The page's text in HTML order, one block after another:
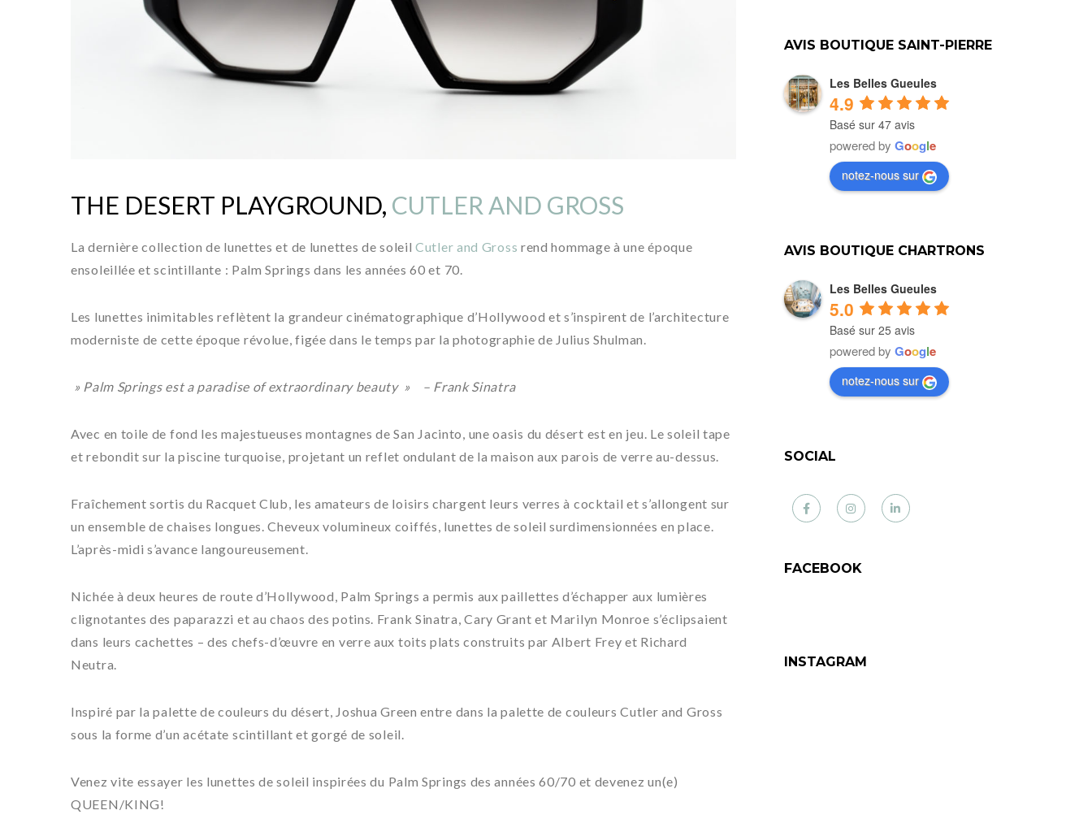
THE DESERT PLAYGROUND, CUTLER AND GROSS
La dernière collection de lunettes et de lunettes de soleilCutler and Gross rend hommage à une époque
ensoleillée et scintillante : Palm Springs dans les années 60 et 70.
Les lunettes inimitables reflètent la grandeur cinématographique d’Hollywood et s’inspirent de l’architecture
moderniste de cette époque révolue, figée dans le temps par la photographie de Julius Shulman.
» Palm Springs est a paradise of extraordinary beauty » – Frank Sinatra
Avec en toile de fond les majestueuses montagnes de San Jacinto, une oasis du désert est en jeu. Le soleil tape
et rebondit sur la piscine turquoise, projetant un reflet ondulant de la maison aux parois de verre au-dessus.
Fraîchement sortis du Racquet Club, les amateurs de loisirs chargent leurs verres à cocktail et s’allongent sur
un ensemble de chaises longues. Cheveux volumineux coiffés, lunettes de soleil surdimensionnées en place.
L’après-midi s’avance langoureusement.
Nichée à deux heures de route d’Hollywood, Palm Springs a permis aux paillettes d’échapper aux lumières
clignotantes des paparazzi et au chaos des potins. Frank Sinatra, Cary Grant et Marilyn Monroe s’éclipsaient
dans leurs cachettes – des chefs-d’œuvre en verre aux toits plats construits par Albert Frey et Richard
Neutra.
Inspiré par la palette de couleurs du désert, Joshua Green entre dans la palette de couleurs Cutler and Gross
sous la forme d’un acétate scintillant et gorgé de soleil.
Venez vite essayer les lunettes de soleil inspirées du Palm Springs des années 60/70 et devenez un(e)
QUEEN/KING!
AVIS BOUTIQUE SAINT-PIERRE
Les Belles Gueules
4.9
Basé sur 47 avis
powered by Google
notez-nous sur
AVIS BOUTIQUE CHARTRONS
Les Belles Gueules
5.0
Basé sur 25 avis
powered by Google
notez-nous sur
SOCIAL
Facebook Instagram LinkedIn
FACEBOOK
INSTAGRAM